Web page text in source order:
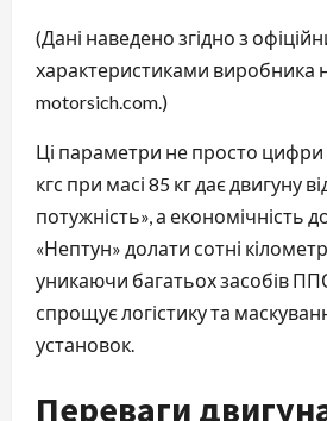
(Дані наведено згідно з
характеристиками виробника
motorsich.com.)
Ці параметри не просто цифри
кгс при масі 85 кг дає двигуну
потужність», а економічність
«Нептун» долати сотні
уникаючи багатьох засобів
спрощує логістику та
установок.
Переваги